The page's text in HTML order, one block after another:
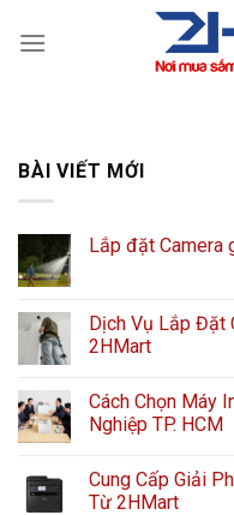
qua
BÀI VIẾT MỚI
Lắp đặt Camera
Dịch Vụ Lắp Đặt
2HMart
Cách Chọn Máy
Nghiệp TP. HCM
Cung Cấp Giải
Từ 2HMart